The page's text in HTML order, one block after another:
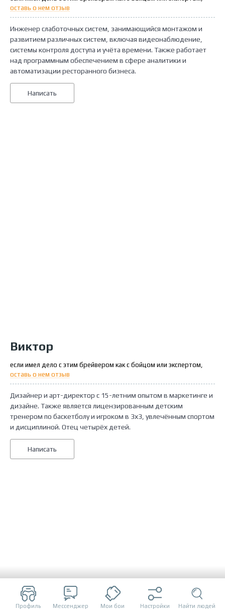
Профиль Мессенджер Мои бои Настройки Найти людей
оставь о нем отзыв
Инженер слаботочных систем, занимающийся монтажом и
развитием различных систем, включая видеонаблюдение,
системы контроля доступа и учёта времени. Также работает
над программным обеспечением в сфере аналитики и
автоматизации ресторанного бизнеса.
Написать
Виктор
если имел дело с этим брейвером как с бойцом или экспертом,
оставь о нем отзыв
Дизайнер и арт-директор с 15-летним опытом в маркетинге и
дизайне. Также является лицензированным детским
тренером по баскетболу и игроком в 3х3, увлечённым спортом
и дисциплиной. Отец четырёх детей.
Написать